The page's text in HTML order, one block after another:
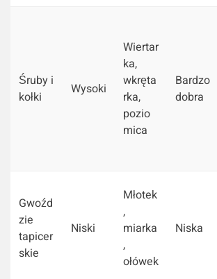
Śruby i
kołki
Wysoki
Wiertar
ka,
wkręta
rka,
pozio
mica
Bardzo
dobra
Gwoźd
zie
tapicer
skie
Niski
Młotek
,
miarka
,
ołówek
Niska